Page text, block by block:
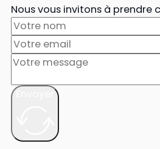
Nous vous invitons à
Envoyer